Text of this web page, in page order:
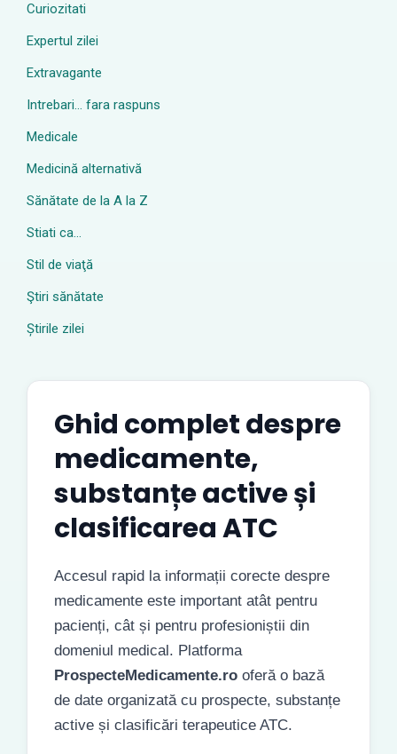
Curiozitati
Expertul zilei
Extravagante
Intrebari… fara raspuns
Medicale
Medicină alternativă
Sănătate de la A la Z
Stiati ca…
Stil de viaţă
Ştiri sănătate
Știrile zilei
Ghid complet despre
medicamente,
substanțe active și
clasificarea ATC
Accesul rapid la informații corecte despre
medicamente este important atât pentru
pacienți, cât și pentru profesioniștii din
domeniul medical. Platforma
ProspecteMedicamente.ro oferă o bază
de date organizată cu prospecte, substanțe
active și clasificări terapeutice ATC.